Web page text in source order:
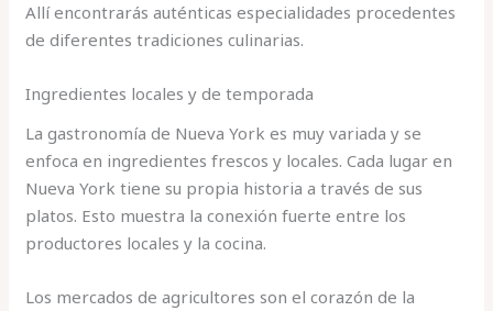
Allí encontrarás auténticas especialidades procedentes
de diferentes tradiciones culinarias.
Ingredientes locales y de temporada
La gastronomía de Nueva York es muy variada y se
enfoca en ingredientes frescos y locales. Cada lugar en
Nueva York tiene su propia historia a través de sus
platos. Esto muestra la conexión fuerte entre los
productores locales y la cocina.
Los mercados de agricultores son el corazón de la